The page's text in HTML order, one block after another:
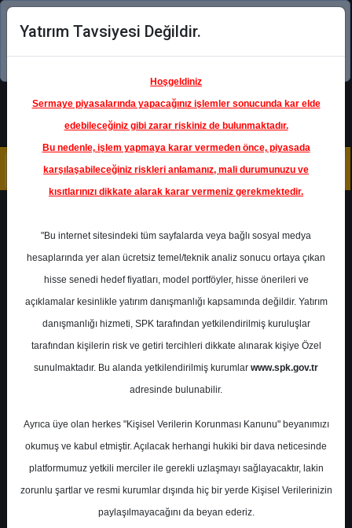
Şimdi uygulamayı indirin!
Ana Sayfa Raporlar
Deniz Yatırım
Rapor Detay
Aylık Enerji Takip Bülteni
Deniz Yatırım 01 Nisan 2026
Yatırım Tavsiyesi Değildir.
Hoşgeldiniz
Sermaye piyasalarında yapacağınız işlemler sonucunda kar elde
edebileceğiniz gibi zarar riskiniz de bulunmaktadır.
Bu nedenle, işlem yapmaya karar vermeden önce, piyasada
karşılaşabileceğiniz riskleri anlamanız, mali durumunuzu ve
kısıtlarınızı dikkate alarak karar vermeniz gerekmektedir.
"Bu internet sitesindeki tüm sayfalarda veya bağlı sosyal medya
hesaplarında yer alan ücretsiz temel/teknik analiz sonucu ortaya çıkan
hisse senedi hedef fiyatları, model portföyler, hisse önerileri ve
açıklamalar kesinlikle yatırım danışmanlığı kapsamında değildir. Yatırım
danışmanlığı hizmeti, SPK tarafından yetkilendirilmiş kuruluşlar
tarafından kişilerin risk ve getiri tercihleri dikkate alınarak kişiye Özel
sunulmaktadır. Bu alanda yetkilendirilmiş kurumlar www.spk.gov.tr
adresinde bulunabilir.
Ayrıca üye olan herkes "Kişisel Verilerin Korunması Kanunu" beyanımızı
okumuş ve kabul etmiştir. Açılacak herhangi hukiki bir dava neticesinde
platformumuz yetkili merciler ile gerekli uzlaşmayı sağlayacaktır, lakin
zorunlu şartlar ve resmi kurumlar dışında hiç bir yerde Kişisel Verilerinizin
paylaşılmayacağını da beyan ederiz.